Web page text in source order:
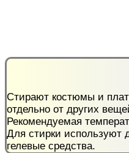
Стирают костюмы и
отдельно от других
Рекомендуемая
Для стирки используют
гелевые средства.